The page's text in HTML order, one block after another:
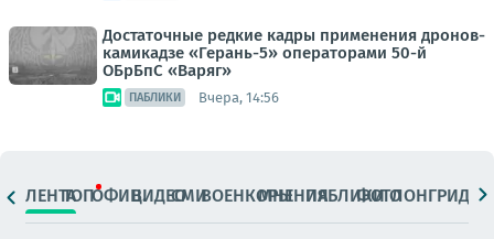
Достаточные редкие кадры применения дронов-
камикадзе «Герань-5» операторами 50-й
ОБрБпС «Варяг»
ПАБЛИКИ Вчера, 14:56
ЛЕНТАТОПОФИЦ.ВИДЕОСМИВОЕНКОРЫМНЕНИЯПАБЛИКИ
ФОТОЛОНГРИДЫ